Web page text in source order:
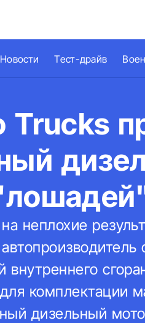
Новости Тест-драйв
Trucks
неплохие
внутреннего
комплектации
дизельный